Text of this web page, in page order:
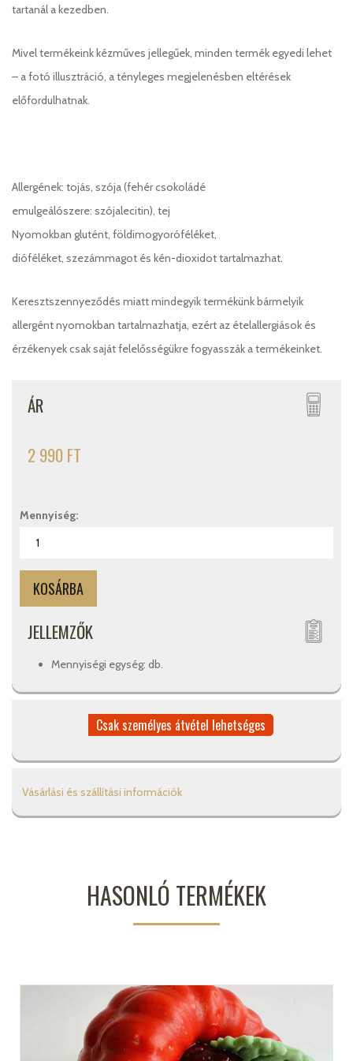
tartanál a kezedben.
Mivel termékeink kézműves jellegűek, minden termék egyedi lehet
– a fotó illusztráció, a tényleges megjelenésben eltérések
előfordulhatnak.
Allergének: tojás, szója (fehér csokoládé
emulgeálószere: szójalecitin), tej
Nyomokban glutént, földimogyoróféléket,
dióféléket, szezámmagot és kén-dioxidot tartalmazhat.
Keresztszennyeződés miatt mindegyik termékünk bármelyik
allergént nyomokban tartalmazhatja, ezért az ételallergiások és
érzékenyek csak saját felelősségükre fogyasszák a termékeinket.
ÁR
2 990 FT
Mennyiség:
JELLEMZŐK
Mennyiségi egység: db.
Csak személyes átvétel lehetséges
Vásárlási és szállítási információk
HASONLÓ TERMÉKEK